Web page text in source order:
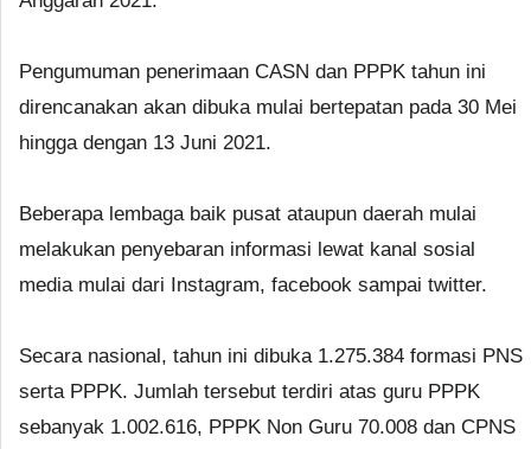
Pengumuman penerimaan CASN dan PPPK tahun ini
direncanakan akan dibuka mulai bertepatan pada 30 Mei
hingga dengan 13 Juni 2021.
Beberapa lembaga baik pusat ataupun daerah mulai
melakukan penyebaran informasi lewat kanal sosial
media mulai dari Instagram, facebook sampai twitter.
Secara nasional, tahun ini dibuka 1.275.384 formasi PNS
serta PPPK. Jumlah tersebut terdiri atas guru PPPK
sebanyak 1.002.616, PPPK Non Guru 70.008 dan CPNS